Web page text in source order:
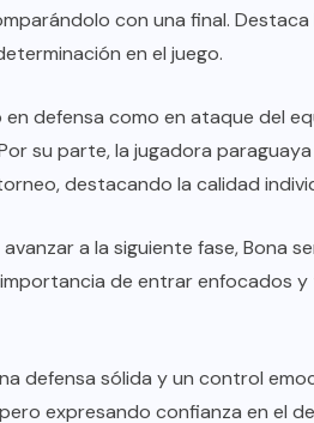
con una final.
en el juego.
defensa como en ataque del
su parte, la jugadora
destacando la calidad
a la siguiente fase, Bona
importancia de entrar enfocados
defensa sólida y un control
expresando confianza en el